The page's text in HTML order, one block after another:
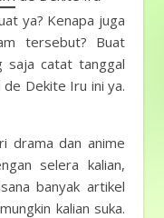
ya? Kenapa juga
tersebut? Buat
saja catat tanggal
de Dekite Iru ini ya.
drama dan anime
selera kalian,
banyak artikel
kalian suka.